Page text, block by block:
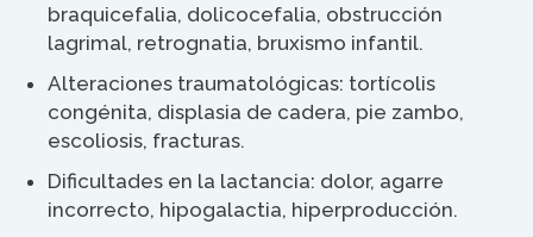
braquicefalia, dolicocefalia, obstrucción
lagrimal, retrognatia, bruxismo infantil.
Alteraciones traumatológicas: tortícolis
congénita, displasia de cadera, pie zambo,
escoliosis, fracturas.
Dificultades en la lactancia: dolor, agarre
incorrecto, hipogalactia, hiperproducción.